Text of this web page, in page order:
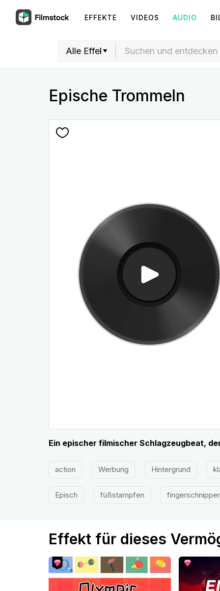
EFFEKTE VIDEOS AUDIO
Epische Trommeln
Ein epischer filmischer Schlagzeugbeat,
action Werbung Hintergrund
Episch füßstampfen
Effekt für dieses